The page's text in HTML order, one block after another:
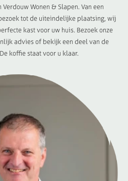
Wonen & Slapen. Van een
tot de uiteindelijke plaatsing, wij
kast voor uw huis. Bezoek onze
advies of bekijk een deel van de
koffie staat voor u klaar.